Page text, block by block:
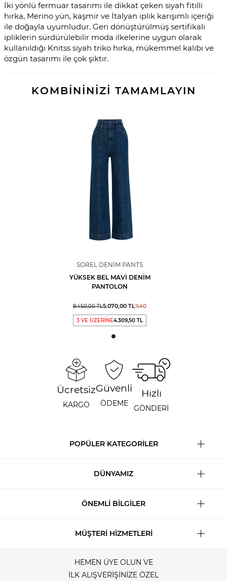
İki yönlü fermuar tasarımı ile dikkat çeken siyah fitilli
hırka, Merino yün, kaşmir ve İtalyan iplik karışımlı içeriği
ile doğayla uyumludur. Geri dönüştürülmüş sertifikalı
ipliklerin sürdürülebilir moda ilkelerine uygun olarak
kullanıldığı Knitss siyah triko hırka, mükemmel kalıbı ve
özgün tasarımı ile çok şıktır.
KOMBİNİNİZİ TAMAMLAYIN
SOREL DENIM PANTS
YÜKSEK BEL MAVI DENIM
PANTOLON
8.450,00TL5.070,00 TL%40
3 VE ÜZERİNE4.309,50 TL
Ücretsiz
KARGO
Güvenli
ÖDEME
Hızlı
GÖNDERİ
POPÜLER KATEGORİLER
DÜNYAMIZ
ÖNEMLİ BİLGİLER
MÜŞTERİ HİZMETLERİ
HEMEN ÜYE OLUN VE
İLK ALIŞVERİŞİNİZE ÖZEL